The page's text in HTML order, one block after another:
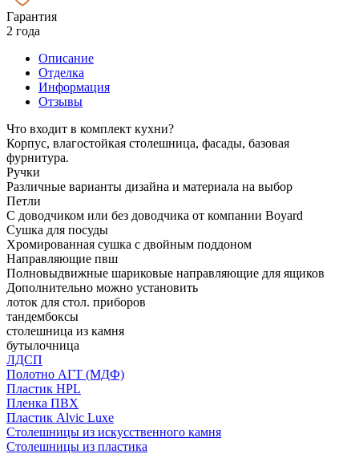
Гарантия
2 года
Описание
Отделка
Информация
Отзывы
Что входит в комплект кухни?
Корпус, влагостойкая столешница, фасады, базовая
фурнитура.
Ручки
Различные варианты дизайна и материала на выбор
Петли
С доводчиком или без доводчика от компании Boyard
Сушка для посуды
Хромированная сушка с двойным поддоном
Направляющие пвш
Полновыдвижные шариковые направляющие для ящиков
Дополнительно можно установить
лоток для стол. приборов
тандембоксы
столешница из камня
бутылочница
ЛДСП
Полотно АГТ (МДФ)
Пластик HPL
Пленка ПВХ
Пластик Alvic Luxe
Столешницы из искусственного камня
Столешницы из пластика